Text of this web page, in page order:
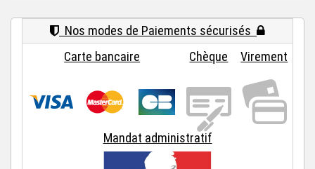
Nos modes de Paiements sécurisés
Carte bancaire
Chèque Virement
Mandat administratif